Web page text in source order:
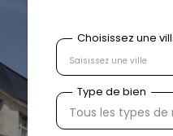
Tous les types de